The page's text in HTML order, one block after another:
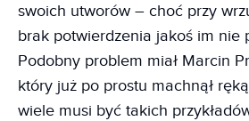
swoich utworów – choć przy
brak potwierdzenia jakoś im nie
Podobny problem miał Marcin
który już po prostu machnął
wiele musi być takich